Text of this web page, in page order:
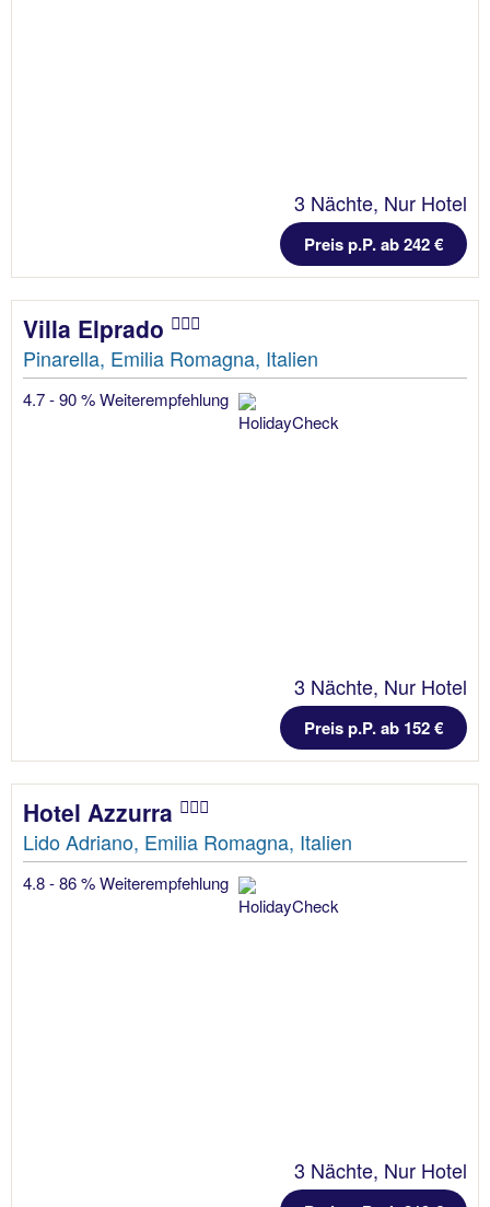
3 Nächte, Nur Hotel
Preis p.P. ab 242 €
Villa Elprado
Pinarella, Emilia Romagna, Italien
4.7 - 90 % Weiterempfehlung
3 Nächte, Nur Hotel
Preis p.P. ab 152 €
Hotel Azzurra
Lido Adriano, Emilia Romagna, Italien
4.8 - 86 % Weiterempfehlung
3 Nächte, Nur Hotel